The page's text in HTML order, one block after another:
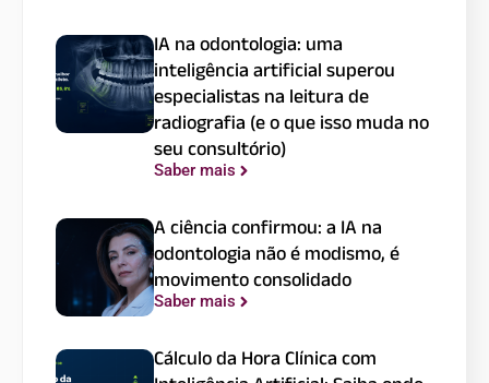
IA na odontologia: uma
inteligência artificial superou
especialistas na leitura de
radiografia (e o que isso muda no
seu consultório)
Saber mais
A ciência confirmou: a IA na
odontologia não é modismo, é
movimento consolidado
Saber mais
Cálculo da Hora Clínica com